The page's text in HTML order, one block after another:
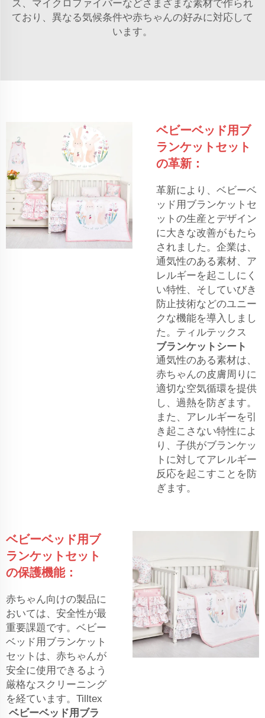
ス、マイクロファイバーなどさまざまな素材で作られ
ており、異なる気候条件や赤ちゃんの好みに対応して
います。
ベビーベッド用ブ
ランケットセット
の革新：
革新により、ベビーベ
ッド用ブランケットセ
ットの生産とデザイン
に大きな改善がもたら
されました。企業は、
通気性のある素材、ア
レルギーを起こしにく
い特性、そしていびき
防止技術などのユニー
クな機能を導入しまし
た。ティルテックス
ブランケットシート
通気性のある素材は、
赤ちゃんの皮膚周りに
適切な空気循環を提供
し、過熱を防ぎます。
また、アレルギーを引
き起こさない特性によ
り、子供がブランケッ
トに対してアレルギー
反応を起こすことを防
ぎます。
ベビーベッド用ブ
ランケットセット
の保護機能：
赤ちゃん向けの製品に
おいては、安全性が最
重要課題です。ベビー
ベッド用ブランケット
セットは、赤ちゃんが
安全に使用できるよう
厳格なスクリーニング
を経ています。Tilltex
ベビーベッド用ブラ